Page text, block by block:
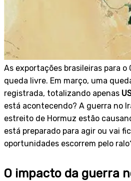
As exportações brasileiras para o
queda livre. Em março, uma
registrada, totalizando apenas
está acontecendo? A guerra no
estreito de Hormuz estão
está preparado para agir ou vai
oportunidades escorrem pelo
O impacto da guerra